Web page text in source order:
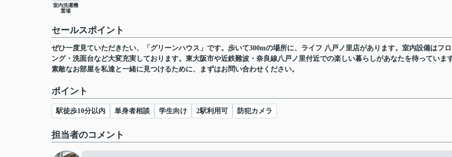
室内洗濯機
置場
セールスポイント
ぜひ一度見ていただきたい、「グリーンハウス」です。歩いて300mの場所に、ライフ 八戸ノ里店があります。室内設備はフ
ング・洗面台など大変充実しております。東大阪市や近鉄難波・奈良線八戸ノ里付近での楽しい暮らしがあなたを待っていま
素敵なお部屋を私達と一緒に見つけるために、まずはお問い合わせください。
ポイント
駅徒歩10分以内 単身者相談 学生向け 2駅利用可 防犯カメラ
担当者のコメント